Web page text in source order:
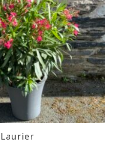
Laurier